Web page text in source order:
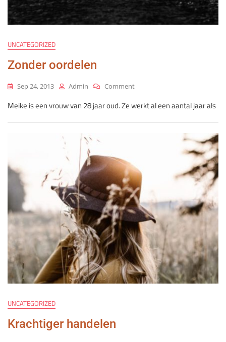
UNCATEGORIZED
Zonder oordelen
Sep 24, 2013 Admin CommentOn
Oordelen
Meike is een vrouw van 28 jaar oud. Ze werkt al een aantal jaar als
UNCATEGORIZED
Krachtiger handelen